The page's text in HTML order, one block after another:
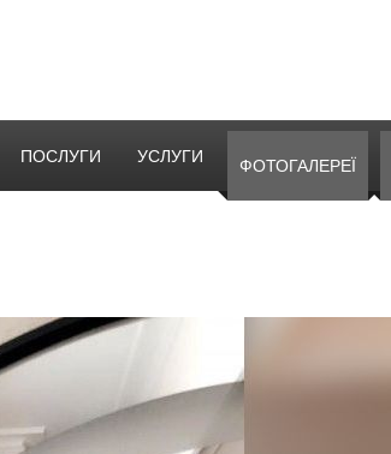
ПОСЛУГИ УСЛУГИ ФОТОГАЛЕРЕЇ